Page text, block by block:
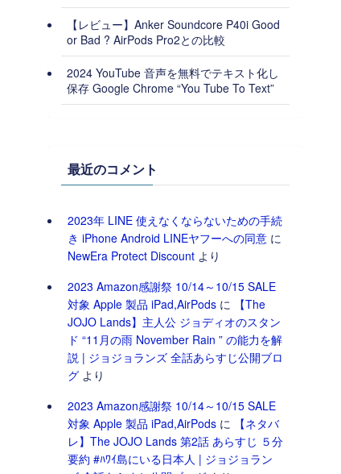
【レビュー】Anker Soundcore P40i Good
or Bad ? AirPods Pro2との比較
2024 YouTube 音声を無料でテキスト化し
保存 Google Chrome “You Tube To Text”
最近のコメント
2023年 LINE 使えなくならないための手続
き iPhone Android LINEヤフーへの同意 に
NewEra Protect Discount より
2023 Amazon感謝祭 10/14～10/15 SALE
対象 Apple 製品 iPad,AirPods に
【The
JOJO Lands】主人公 ジョディオのスタン
ド “11月の雨 November Rain ” の能力を解
説 | ジョジョランズ 全話あらすじ公開ブロ
グ より
2023 Amazon感謝祭 10/14～10/15 SALE
対象 Apple 製品 iPad,AirPods に
【ネタバ
レ】The JOJO Lands 第2話 あらすじ ５分
要約 #ﾊﾜｲ島にいる日本人 | ジョジョラン